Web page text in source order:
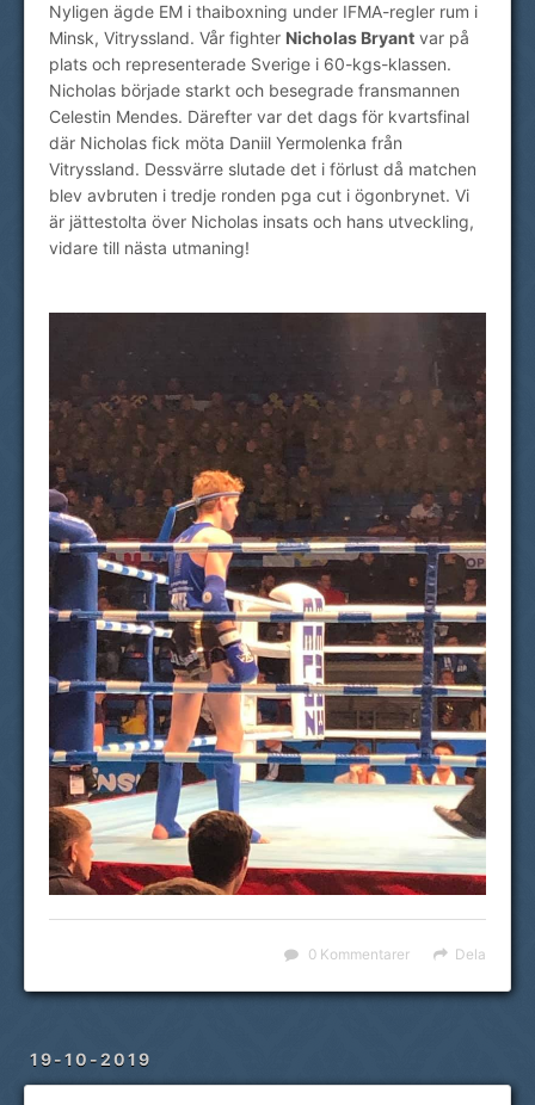
Nyligen ägde EM i thaiboxning under IFMA-regler rum i
Minsk, Vitryssland. Vår fighter Nicholas Bryant var på
plats och representerade Sverige i 60-kgs-klassen.
Nicholas började starkt och besegrade fransmannen
Celestin Mendes. Därefter var det dags för kvartsfinal
där Nicholas fick möta Daniil Yermolenka från
Vitryssland. Dessvärre slutade det i förlust då matchen
blev avbruten i tredje ronden pga cut i ögonbrynet. Vi
är jättestolta över Nicholas insats och hans utveckling,
vidare till nästa utmaning!
Dela
0 Kommentarer
19-10-2019